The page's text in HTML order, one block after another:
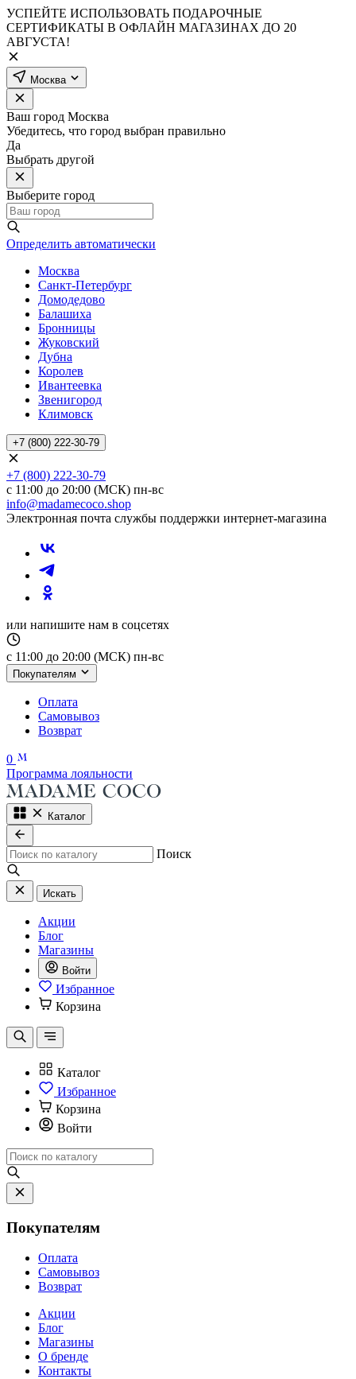
УСПЕЙТЕ ИСПОЛЬЗОВАТЬ ПОДАРОЧНЫЕ
СЕРТИФИКАТЫ В ОФЛАЙН МАГАЗИНАХ ДО 20
АВГУСТА!
Москва
Ваш город Москва
Убедитесь, что город выбран правильно
Да
Выбрать другой
Выберите город
Определить автоматически
Москва
Санкт-Петербург
Домодедово
Балашиха
Бронницы
Жуковский
Дубна
Королев
Ивантеевка
Звенигород
Климовск
+7 (800) 222-30-79
+7 (800) 222-30-79
с 11:00 до 20:00 (МСК) пн-вс
info@madamecoco.shop
Электронная почта службы поддержки интернет-магазина
или напишите нам в соцсетях
с 11:00 до 20:00 (МСК) пн-вс
Покупателям
Оплата
Самовывоз
Возврат
0
Программа лояльности
Каталог
Поиск
Искать
Акции
Блог
Магазины
Войти
Избранное
Корзина
Каталог
Избранное
Корзина
Войти
Покупателям
Оплата
Самовывоз
Возврат
Акции
Блог
Магазины
О бренде
Контакты